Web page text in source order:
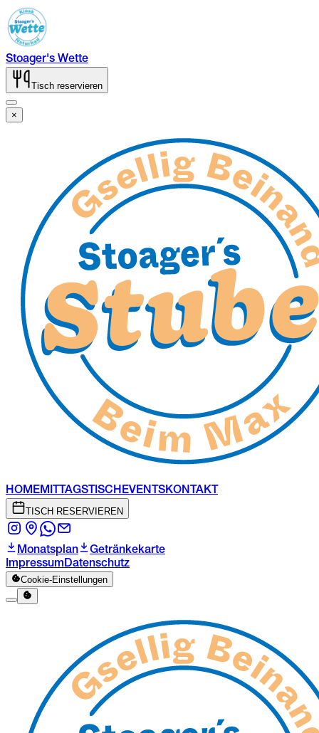
Stoager's Wette
Tisch reservieren
×
HOMEMITTAGSTISCHEVENTSKONTAKT
TISCH RESERVIEREN
Monatsplan
Getränkekarte
ImpressumDatenschutz
Cookie-Einstellungen